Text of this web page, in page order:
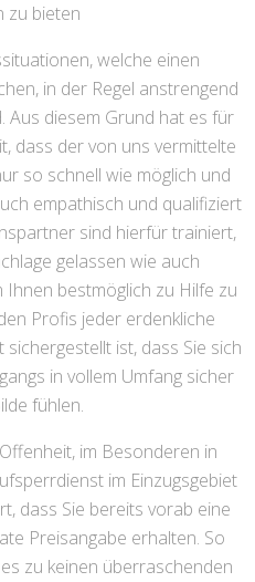
zu bieten
welche einen
in der Regel anstrengend
Aus diesem Grund hat es für
dass der von uns vermittelte
so schnell wie möglich und
empathisch und qualifiziert
sind hierfür trainiert,
gelassen wie auch
Ihnen bestmöglich zu Hilfe zu
Profis jeder erdenkliche
ist, dass Sie sich
in vollem Umfang sicher
fühlen.
im Besonderen in
im Einzugsgebiet
dass Sie bereits vorab eine
Preisangabe erhalten. So
zu keinen überraschenden